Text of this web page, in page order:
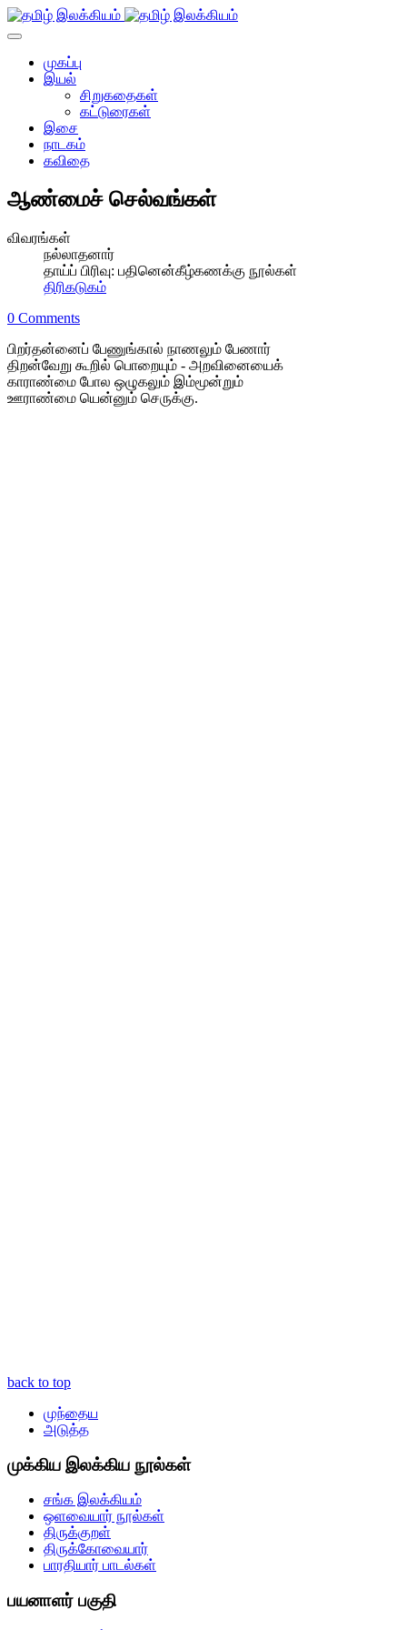
முகப்பு
இயல்
சிறுகதைகள்
கட்டுரைகள்
இசை
நாடகம்
கவிதை
ஆண்மைச் செல்வங்கள்
விவரங்கள்
நல்லாதனார்
தாய்ப் பிரிவு: பதினென்கீழ்கணக்கு நூல்கள்
திரிகடுகம்
0 Comments
பிறர்தன்னைப் பேணுங்கால் நாணலும் பேணார்
திறன்வேறு கூறில் பொறையும் - அறவினையைக்
காராண்மை போல ஒழுகலும் இம்மூன்றும்
ஊராண்மை யென்னும் செருக்கு.
back to top
முந்தைய
அடுத்த
முக்கிய இலக்கிய நூல்கள்
சங்க இலக்கியம்
ஒளவையார் நூல்கள்
திருக்குறள்
திருக்கோவையார்
பாரதியார் பாடல்கள்
பயனாளர் பகுதி